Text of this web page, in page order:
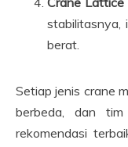
stabilitasnya,
berat.
Setiap jenis crane
berbeda, dan tim
rekomendasi